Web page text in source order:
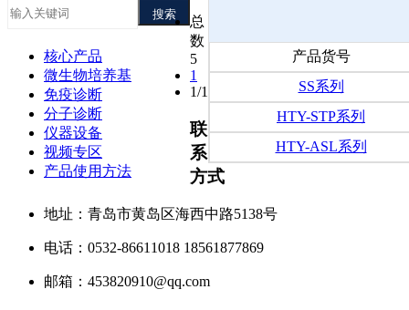
搜索
核心产品
微生物培养基
免疫诊断
分子诊断
仪器设备
视频专区
产品使用方法
产品货号
SS系列
HTY-STP系列
HTY-ASL系列
总
数
5
1
1/1
联
系
方式
地址：青岛市黄岛区海西中路5138号
电话：0532-86611018 18561877869
邮箱：453820910@qq.com